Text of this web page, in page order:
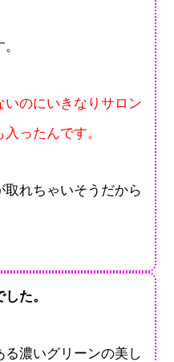
のにいきなりサロン
ったんです。
れちゃいそうだから
た。
濃いグリーンの美し